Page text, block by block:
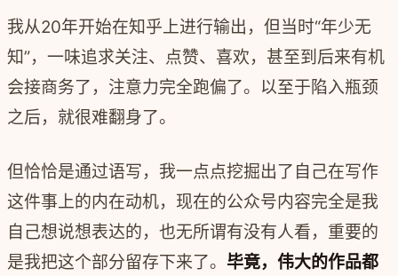
我从20年开始在知乎上进行输出，但当时“年少无
知”，一味追求关注、点赞、喜欢，甚至到后来有机
会接商务了，注意力完全跑偏了。以至于陷入瓶颈
之后，就很难翻身了。
但恰恰是通过语写，我一点点挖掘出了自己在写作
这件事上的内在动机，现在的公众号内容完全是我
自己想说想表达的，也无所谓有没有人看，重要的
是我把这个部分留存下来了。 毕竟，伟大的作品都